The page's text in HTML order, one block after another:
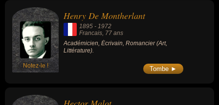
Notez-le !
Henry De Montherlant
1895 - 1972
Francais, 77 ans
Académicien, Écrivain, Romancier (Art,
Littérature).
Tombe ►